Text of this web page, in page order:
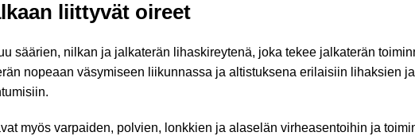
liittyvät oireet
säärien, nilkan ja jalkaterän lihaskireytenä, joka tekee jalkaterän
nopeaan väsymiseen liikunnassa ja altistuksena erilaisiin lihaksien
myös varpaiden, polvien, lonkkien ja alaselän virheasentoihin ja